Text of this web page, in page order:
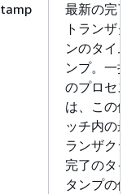
最新の完了
トランザク
ンのタイム
ンプ。一括
のプロセス
は、この値
ッチ内の最
ランザクシ
完了のタイ
タンプの値